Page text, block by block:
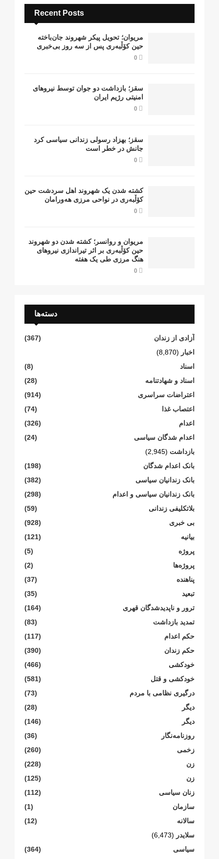
Recent Posts
مریوان؛ تحویل پیکر شهروند جان‌باخته
حین کۆڵبەری پس از سە روز بی‌خبری
0
سقز؛ بازداشت دو جوان توسط نیروهای
امنیتی رژیم ایران
0
سقز؛ بهزاد رسولی زندانی سیاسی کرد
جانش در خطر است
0
کشتە شدن یک شهروند اهل سردشت حین
کۆڵبەری در نواحی مرزی هەورامان
0
مریوان و روانسر؛ کشته شدن دو شهروند
حین کۆڵبەری بر اثر تیراندازی نیروهای
هنگ مرزی طی یک هفته
0
دسته‌ها
آزادی از زندان
(367)
اخبار (8,870)
اسناد
(8)
اسناد و شهادتنامە
(28)
اعتراضات سراسری
(914)
اعتصاب غذا
(74)
اعدام
(326)
اعدام شدگان سیاسی
(24)
بازداشت (2,945)
بانک اعدام شدگان
(198)
بانک زندانیان سیاسی
(382)
بانک زندانیان سیاسی و اعدام
(298)
بلاتکلیفی زندانی
(59)
بی خبری
(928)
بیانیە
(121)
پروژە
(5)
پروژەها
(2)
پناهنده
(37)
تبعید
(35)
ترور و ناپدیدشدگان قهری
(164)
تمدید بازداشت
(83)
حکم اعدام
(117)
حکم زندان
(390)
خودکشی
(466)
خودکشی و قتل
(581)
درگیری نظامی با مردم
(73)
دیگر
(28)
دیگر
(146)
روزنامەنگار
(36)
زخمی
(260)
زن
(228)
زن
(125)
زنان سیاسی
(112)
سازمان
(1)
سالانە
(12)
سلایدر (6,473)
سیاسی
(364)